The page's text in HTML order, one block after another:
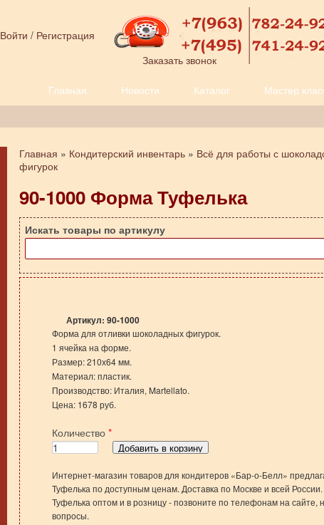
Войти / Регистрация
Заказать звонок
Главная Новости Каталог Мастер
Вы здесь
Главная » Кондитерский инвентарь » Всё для работы с
фигурок
90-1000 Форма Туфелька
Искать товары по артикулу
Артикул: 90-1000
Форма для отливки шоколадных фигурок.
1 ячейка на форме.
Размер: 210х64 мм.
Материал: пластик.
Производство: Италия, Martellato.
Цена: 1678 руб.
Количество *
Интернет-магазин товаров для кондитеров «Бар-о-Белл»
Туфелька по доступным ценам. Доставка по Москве и всей
Туфелька оптом и в розницу - позвоните по телефонам на
вопросы.